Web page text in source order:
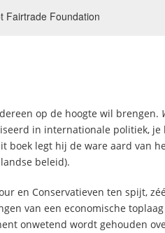
Fairtrade Foundation
op de hoogte wil brengen.
in internationale politiek, je
boek legt hij de ware aard van
beleid).
en Conservatieven ten spijt,
van een economische
onwetend wordt gehouden